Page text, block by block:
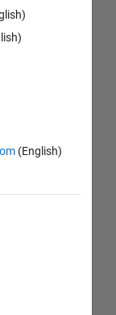
(English)